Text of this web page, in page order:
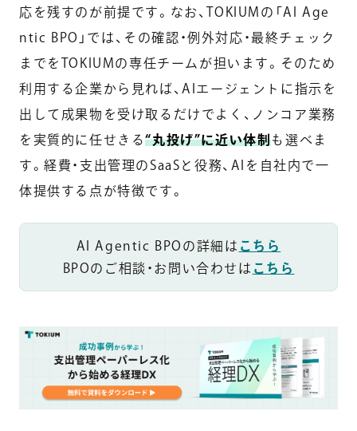
応を残すのが前提です。なお、TOKIUMの「AI Age
ntic BPO」では、その確認・例外対応・最終チェック
までをTOKIUMの専任チームが担います。そのため
利用する企業から見れば、AIエージェントに指示を
出して成果物を受け取るだけでよく、ノンコア業務
を実質的に任せきる“丸投げ”に近い体制も選べま
す。経費・支出管理のSaaSと役務、AIを自社内で一
体提供する点が特徴です。
AI Agentic BPOの詳細は こちら
BPOのご相談・お問い合わせは こちら